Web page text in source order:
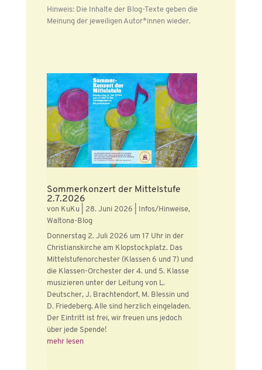
Hinweis: Die Inhalte der Blog-Texte geben die
Meinung der jeweiligen Autor*innen wieder.
Sommerkonzert der Mittelstufe
2.7.2026
von KuKu| 28. Juni 2026 Infos/Hinweise,
Waltona-Blog
Donnerstag 2. Juli 2026 um 17 Uhr in der
Christianskirche am Klopstockplatz. Das
Mittelstufenorchester (Klassen 6 und 7) und
die Klassen-Orchester der 4. und 5. Klasse
musizieren unter der Leitung von L.
Deutscher, J. Brachtendorf, M. Blessin und
D. Friedeberg. Alle sind herzlich eingeladen.
Der Eintritt ist frei, wir freuen uns jedoch
über jede Spende!
mehr lesen